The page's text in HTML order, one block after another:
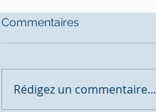
Commentaires
Rédigez un commentaire...